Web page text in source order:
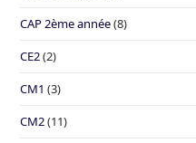
CAP 2ème année(8)
CE2(2)
CM1 (3)
CM2(11)